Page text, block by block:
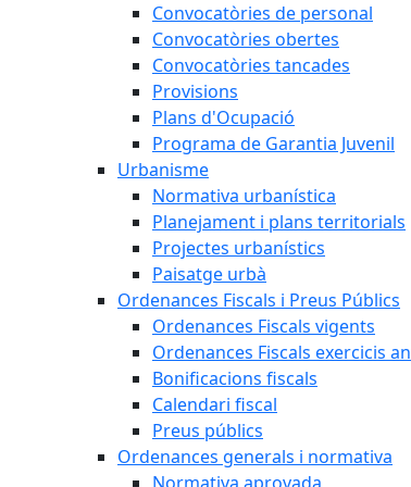
Convocatòries de personal
Convocatòries obertes
Convocatòries tancades
Provisions
Plans d'Ocupació
Programa de Garantia Juvenil
Urbanisme
Normativa urbanística
Planejament i plans territorials
Projectes urbanístics
Paisatge urbà
Ordenances Fiscals i Preus Públics
Ordenances Fiscals vigents
Ordenances Fiscals exercicis
Bonificacions fiscals
Calendari fiscal
Preus públics
Ordenances generals i normativa